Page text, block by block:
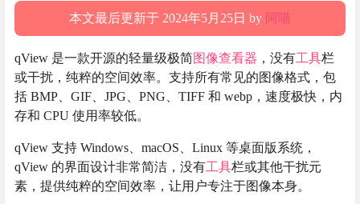
本文最后更新于 2024年5月25日 by 阿喵
qView 是一款开源的轻量级极简图像查看器 ，没有工具栏
或干扰，纯粹的空间效率。支持所有常见的图像格式，包
括 BMP、GIF、JPG、PNG、TIFF 和 webp，速度极快，内
存和 CPU 使用率较低。
qView 支持 Windows、macOS、Linux 等桌面版系统，
qView 的界面设计非常简洁，没有工具栏或其他干扰元
素，提供纯粹的空间效率，让用户专注于图像本身。